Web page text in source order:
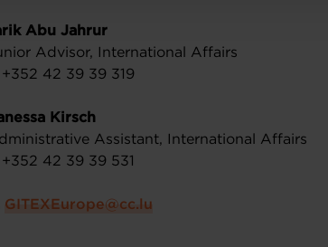
Abu Jahrur
Advisor, International Affairs
+352 42 39 39 319
Kirsch
Assistant, International Affairs
+352 42 39 39 531
​GITEXEurope@cc.lu​